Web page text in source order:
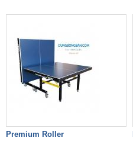
Premium Roller